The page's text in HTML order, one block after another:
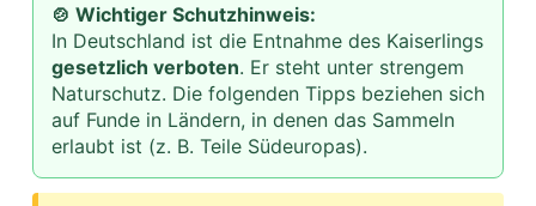
🍲 Wichtiger Schutzhinweis:
In Deutschland ist die Entnahme des Kaiserlings
gesetzlich verboten. Er steht unter strengem
Naturschutz. Die folgenden Tipps beziehen sich
auf Funde in Ländern, in denen das Sammeln
erlaubt ist (z. B. Teile Südeuropas).